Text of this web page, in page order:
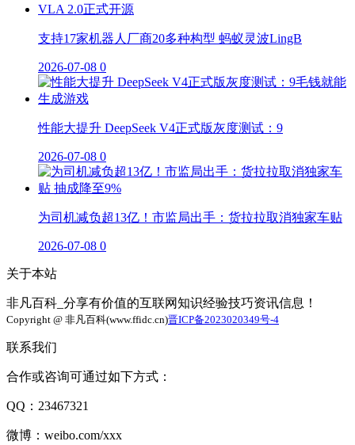
支持17家机器人厂商20多种构型 蚂蚁灵波LingB
2026-07-08 0
性能大提升 DeepSeek V4正式版灰度测试：9
2026-07-08 0
为司机减负超13亿！市监局出手：货拉拉取消独家车贴
2026-07-08 0
关于本站
非凡百科_分享有价值的互联网知识经验技巧资讯信息！
Copyright @ 非凡百科(www.ffidc.cn)晋ICP备2023020349号-4
联系我们
合作或咨询可通过如下方式：
QQ：23467321
微博：weibo.com/xxx